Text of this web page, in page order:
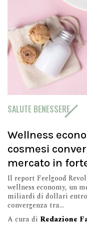
SALUTE BENESSERE
Wellness
cosmesi
mercato in
Il report Feelgood
wellness economy, un
miliardi di dollari
convergenza tra...
A cura di Redazione